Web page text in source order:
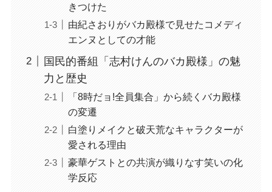
きつけた
由紀さおりがバカ殿様で見せたコメディ
エンヌとしての才能
国民的番組「志村けんのバカ殿様」の魅
力と歴史
「8時だョ!全員集合」から続くバカ殿様
の変遷
白塗りメイクと破天荒なキャラクターが
愛される理由
豪華ゲストとの共演が織りなす笑いの化
学反応